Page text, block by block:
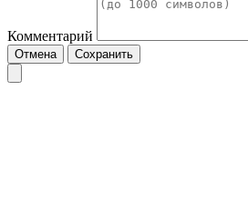
Комментарий
Отмена Сохранить